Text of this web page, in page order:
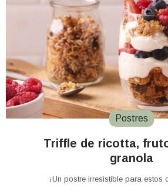
Postres
Triffle de ricotta,
granola
¡Un postre irresistible para estos